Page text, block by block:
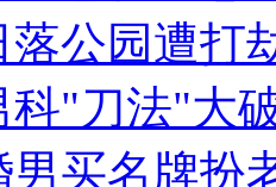
落公园遭打
科"刀法"大
买名牌扮